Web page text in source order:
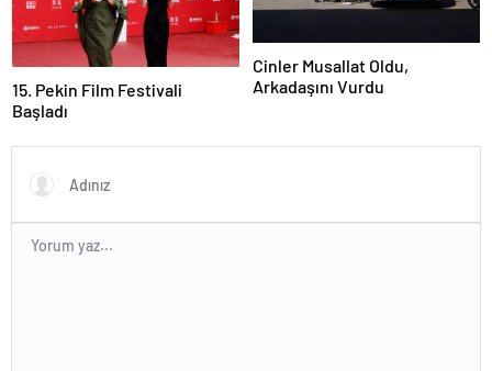
15. Pekin Film Festivali
Başladı
Cinler Musallat Oldu,
Arkadaşını Vurdu